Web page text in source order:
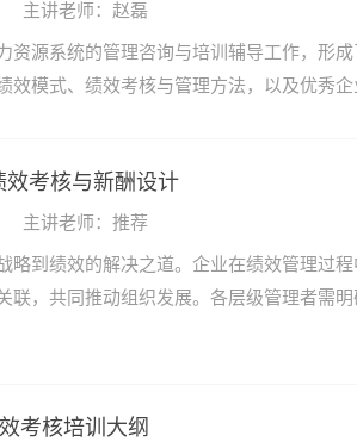
主讲老师：赵磊
资源系统的管理咨询与培训辅导工作，形
效模式、绩效考核与管理方法，以及优秀
效考核与新酬设计
主讲老师：推荐
略到绩效的解决之道。企业在绩效管理过
联，共同推动组织发展。各层级管理者需
考核培训大纲